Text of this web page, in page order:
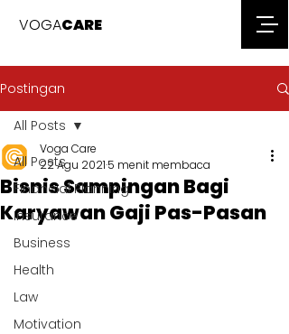
VOGACARE
Postingan
All Posts
Financial Planning
Insurance
Business
Health
Law
Motivation
All Posts
Bisnis Sampingan Bagi
Karyawan Gaji Pas-Pasan
Voga Care
22 Agu 2021 5 menit membaca